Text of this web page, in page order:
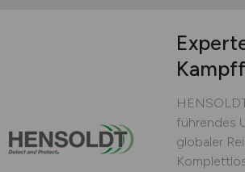
führendes
globaler